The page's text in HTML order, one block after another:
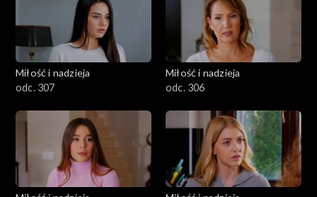
Miłość i nadzieja
odc. 307
Miłość i nadzieja
odc. 306